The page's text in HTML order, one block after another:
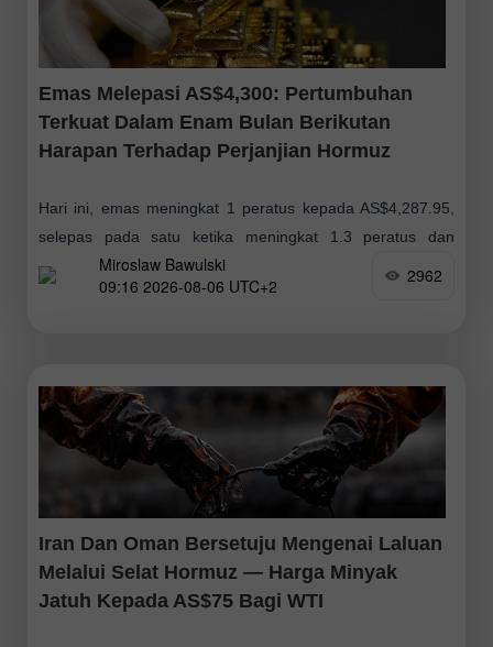
Emas Melepasi AS$4,300: Pertumbuhan
Terkuat Dalam Enam Bulan Berikutan
Harapan Terhadap Perjanjian Hormuz
Hari ini, emas meningkat 1 peratus kepada AS$4,287.95,
selepas pada satu ketika meningkat 1.3 peratus dan
menguji paras AS$4,300. Ini menyusuli lonjakan terbesar
dalam tempoh enam bulan selepas kenaikan 4.1
Miroslaw Bawulski
09:16 2026-08-06 UTC+2
2962
Iran Dan Oman Bersetuju Mengenai Laluan
Melalui Selat Hormuz — Harga Minyak
Jatuh Kepada AS$75 Bagi WTI